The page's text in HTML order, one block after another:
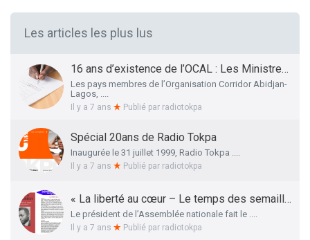
Les articles les plus lus
16 ans d’existence de l’OCAL : Les Ministres des Infrastructures et Transports et de la Santé présentent le bilan et les Perspectives
Les pays membres de l’Organisation Corridor Abidjan-
Lagos, ....
Il y a 7 ans Publié par radiotokpa
Spécial 20ans de Radio Tokpa
Inaugurée le 31 juillet 1999, Radio Tokpa ....
Il y a 7 ans Publié par radiotokpa
« La liberté au cœur – Le temps des semailles », l’essai autobiographique de Me Adrien HOUNGBEDJI rendu public
Le président de l’Assemblée nationale fait le ....
Il y a 7 ans Publié par radiotokpa